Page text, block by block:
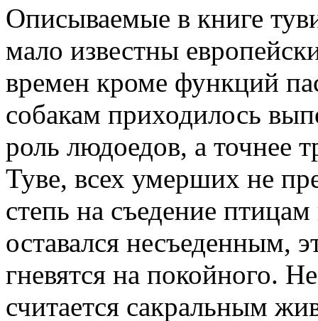
Описываемые в книге
мало известны
времен кроме функций
собакам приходилось
роль людоедов, а точнее
Туве, всех умерших не
степь на съедение
оставался несъеденным,
гневятся на покойного.
считается сакральным